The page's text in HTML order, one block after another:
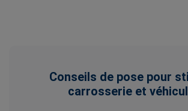
Conseils de pose pour
carrosserie et